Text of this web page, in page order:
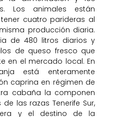
Los animales están
cuatro parideras al
producción diaria.
de 480 litros diarios y
de queso fresco que
en el mercado local. En
está enteramente
caprina en régimen de
cabaña la componen
las razas Tenerife Sur,
y el destino de la